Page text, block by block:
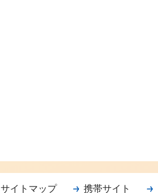
サイトマップ 携帯サイト